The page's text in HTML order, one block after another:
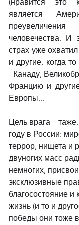
(нравится это
является
человечества. И
страх уже
и другие, когда-
- Канаду,
Францию и
Европы...
Цель врага –
году в России:
террор, нищета и
двуногих масс
немногих,
эксклюзивные
благосостояние и
жизнь (и то и
победы они тоже